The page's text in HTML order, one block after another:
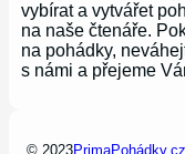
vybírat a vytvářet
na naše čtenáře.
na pohádky,
s námi a přejeme
© 2023PrimaPohádky.cz